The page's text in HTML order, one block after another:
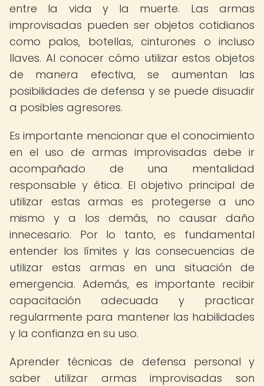
entre la vida y la muerte. Las armas
improvisadas pueden ser objetos cotidianos
como palos, botellas, cinturones o incluso
llaves. Al conocer cómo utilizar estos objetos
de manera efectiva, se aumentan las
posibilidades de defensa y se puede disuadir
a posibles agresores.
Es importante mencionar que el conocimiento
en el uso de armas improvisadas debe ir
acompañado de una mentalidad
responsable y ética. El objetivo principal de
utilizar estas armas es protegerse a uno
mismo y a los demás, no causar daño
innecesario. Por lo tanto, es fundamental
entender los límites y las consecuencias de
utilizar estas armas en una situación de
emergencia. Además, es importante recibir
capacitación adecuada y practicar
regularmente para mantener las habilidades
y la confianza en su uso.
Aprender técnicas de defensa personal y
saber utilizar armas improvisadas son